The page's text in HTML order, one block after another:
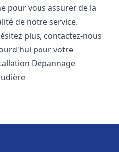
pour vous assurer de la
de notre service.
plus, contactez-nous
pour votre
Dépannage